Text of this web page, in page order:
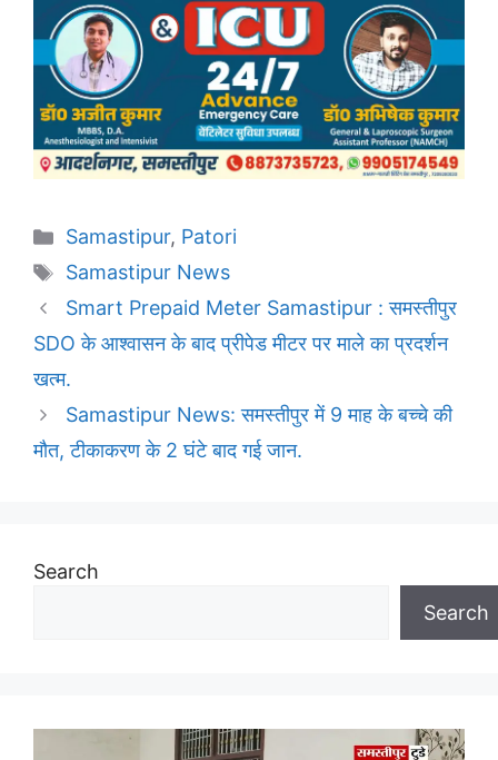
Categories
Samastipur, Patori
Tags
Samastipur News
Smart Prepaid Meter Samastipur : समस्तीपुर
SDO के आश्वासन के बाद प्रीपेड मीटर पर माले का प्रदर्शन
खत्म.
Samastipur News: समस्तीपुर में 9 माह के बच्चे की
मौत, टीकाकरण के 2 घंटे बाद गई जान.
Search
Search